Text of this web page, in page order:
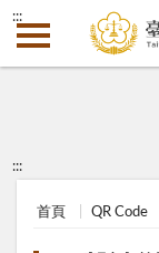
:::
:::
首頁 QR Code